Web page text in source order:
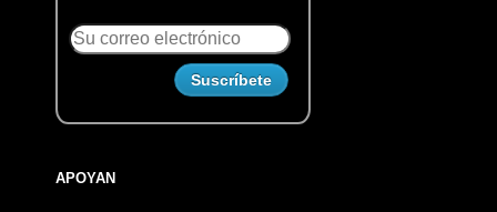
APOYAN